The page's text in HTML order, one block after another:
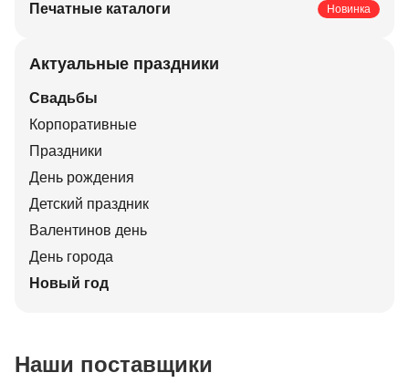
Печатные каталоги
Новинка
Актуальные праздники
Свадьбы
Корпоративные
Праздники
День рождения
Детский праздник
Валентинов день
День города
Новый год
Наши поставщики